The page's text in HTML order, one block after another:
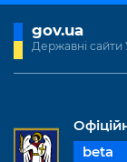
gov.ua
Державні сайти
beta